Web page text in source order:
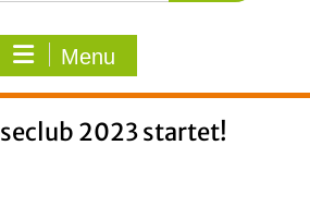
Menu
2023 startet!